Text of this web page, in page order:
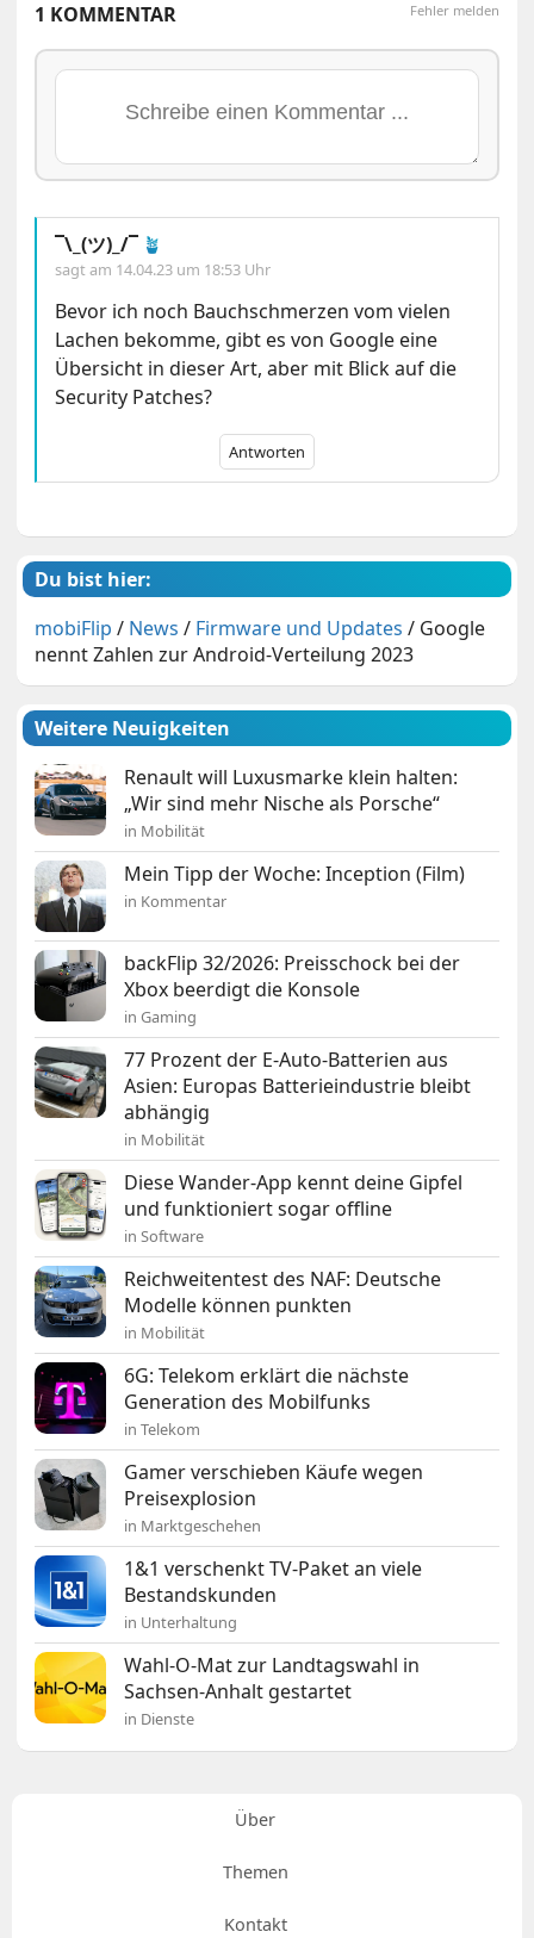
Fehler melden
1 KOMMENTAR
¯\_(ツ)_/¯ 🪴
sagt am 14.04.23 um 18:53 Uhr
Bevor ich noch Bauchschmerzen vom vielen
Lachen bekomme, gibt es von Google eine
Übersicht in dieser Art, aber mit Blick auf die
Security Patches?
Antworten
Du bist hier:
mobiFlip / News / Firmware und Updates / Google
nennt Zahlen zur Android-Verteilung 2023
Weitere Neuigkeiten
Renault will Luxusmarke klein halten:
„Wir sind mehr Nische als Porsche“
in Mobilität
Mein Tipp der Woche: Inception (Film)
in Kommentar
backFlip 32/2026: Preisschock bei der
Xbox beerdigt die Konsole
in Gaming
77 Prozent der E-Auto-Batterien aus
Asien: Europas Batterieindustrie bleibt
abhängig
in Mobilität
Diese Wander-App kennt deine Gipfel
und funktioniert sogar offline
in Software
Reichweitentest des NAF: Deutsche
Modelle können punkten
in Mobilität
6G: Telekom erklärt die nächste
Generation des Mobilfunks
in Telekom
Gamer verschieben Käufe wegen
Preisexplosion
in Marktgeschehen
1&1 verschenkt TV-Paket an viele
Bestandskunden
in Unterhaltung
Wahl-O-Mat zur Landtagswahl in
Sachsen-Anhalt gestartet
in Dienste
Über
Themen
Kontakt